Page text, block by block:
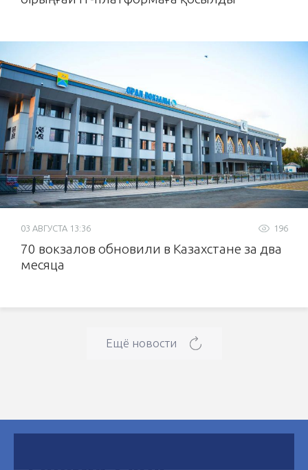
196
03 АВГУСТА 13:36
70 вокзалов обновили в Казахстане за два
месяца
Ещё новости